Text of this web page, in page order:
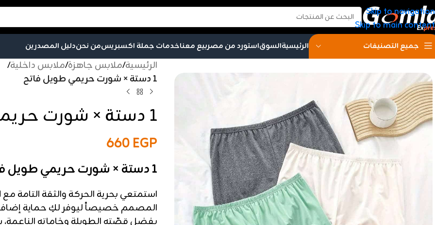
Skip to navigation
Skip to main content
جميع التصنيفات الرئيسيةالسوقاستورد من مصربيع معناخدمات جملة اكسبريسمن نحندليل المصدرين
الرئيسية/ملابس جاهزة/ملابس داخلية/
1 دستة × شورت حريمي طويل فاتح
1 دستة × شورت حريمي طويل فاتح
660EGP
1 دستة × شورت حريمي طويل فاتح
استمتعي بحرية الحركة والثقة التامة مع
المصمم خصيصاً ليوفر لكِ حماية
بفضل قصّته الطويلة وخاماته